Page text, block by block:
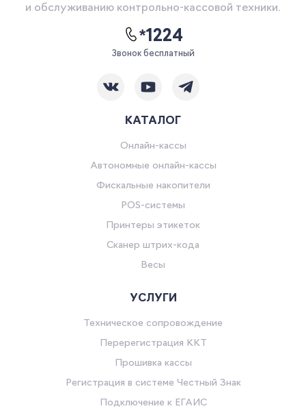
и обслуживанию контрольно-кассовой техники.
*1224
Звонок бесплатный
КАТАЛОГ
Онлайн-кассы
Автономные онлайн-кассы
Фискальные накопители
POS-системы
Принтеры этикеток
Сканер штрих-кода
Весы
УСЛУГИ
Техническое сопровождение
Перерегистрация ККТ
Прошивка кассы
Регистрация в системе Честный Знак
Подключение к ЕГАИС